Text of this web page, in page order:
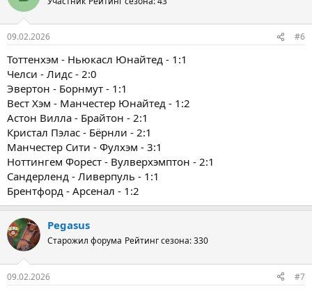
09.02.2026 #6
Тоттенхэм - Ньюкасл Юнайтед - 1:1
Челси - Лидс - 2:0
Эвертон - Борнмут - 1:1
Вест Хэм - Манчестер Юнайтед - 1:2
Астон Вилла - Брайтон - 2:1
Кристал Пэлас - Бёрнли - 2:1
Манчестер Сити - Фулхэм - 3:1
Ноттингем Форест - Вулверхэмптон - 2:1
Сандерленд - Ливерпуль - 1:1
Брентфорд - Арсенал - 1:2
Pegasus
Старожил форума Рейтинг сезона: 330
09.02.2026 #7